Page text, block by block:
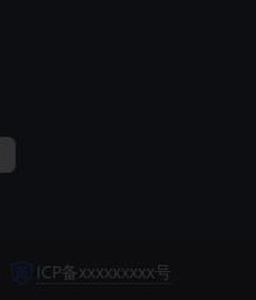
ICP备xxxxxxxxx号